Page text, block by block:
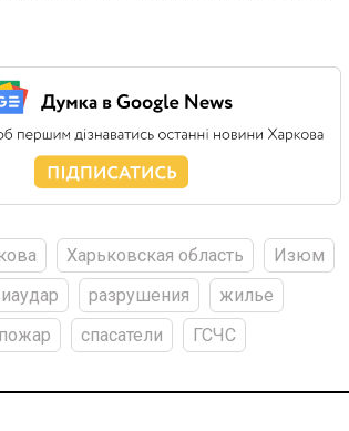
Харьковская область
Изюм
разрушения
жилье
пожар спасатели ГСЧС